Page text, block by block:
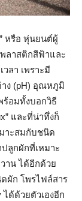
หรือ หุ่นยนต์ผู้
ลาสติกสีฟ้าและ
ลา เพราะมี
าง (pH) อุณหภูมิ
ร้อมทั้งบอกวิธี
และที่น่าทึ่งก็
าะสมกับชนิด
ลูกผักที่เหมาะ
าน ได้อีกด้วย
ผัก โพรไฟล์สาร
ได้ด้วยตัวเองอีก